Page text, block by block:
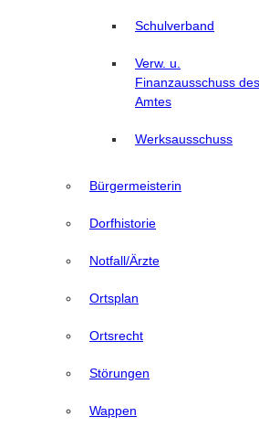
Schulverband
Verw. u.
Finanzausschuss des
Amtes
Werksausschuss
Bürgermeisterin
Dorfhistorie
Notfall/Ärzte
Ortsplan
Ortsrecht
Störungen
Wappen